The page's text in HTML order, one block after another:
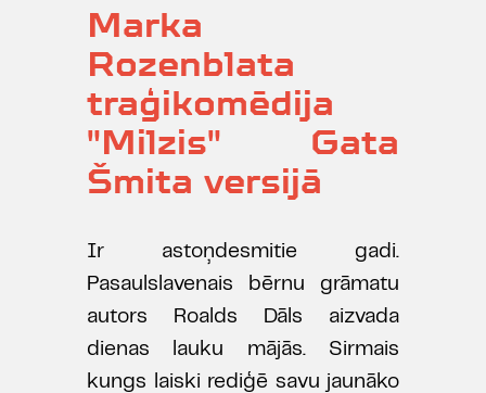
Marka
Rozenblata
traģikomēdija
"Milzis" Gata
Šmita versijā
Ir astoņdesmitie gadi.
Pasaulslavenais bērnu grāmatu
autors Roalds Dāls aizvada
dienas lauku mājās. Sirmais
kungs laiski rediģē savu jaunāko